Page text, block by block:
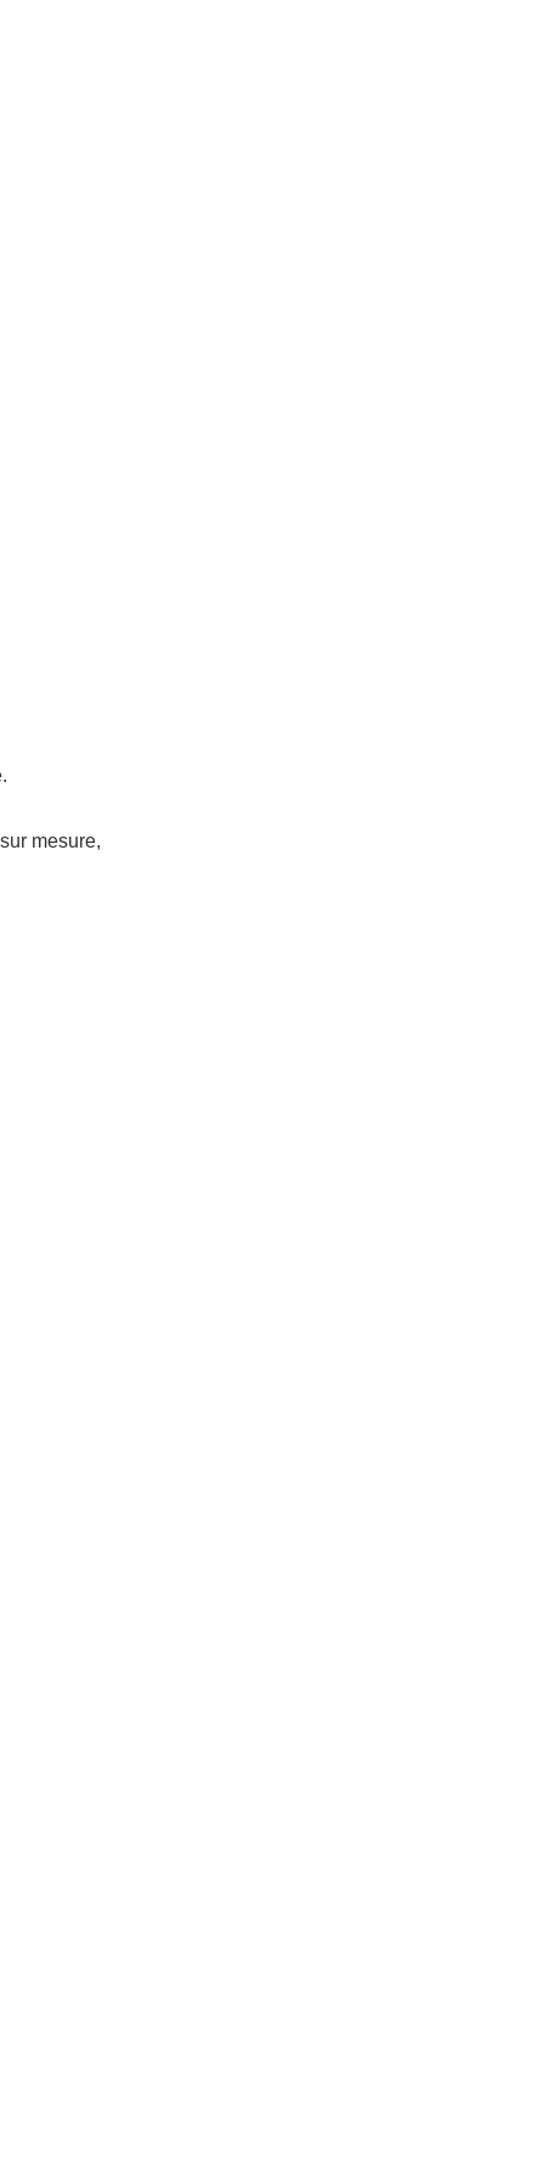
mesure,